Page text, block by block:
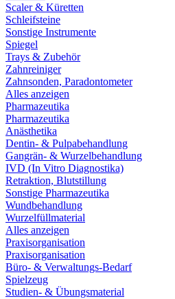
Scaler & Küretten
Schleifsteine
Sonstige Instrumente
Spiegel
Trays & Zubehör
Zahnreiniger
Zahnsonden, Paradontometer
Alles anzeigen
Pharmazeutika
Pharmazeutika
Anästhetika
Dentin- & Pulpabehandlung
Gangrän- & Wurzelbehandlung
IVD (In Vitro Diagnostika)
Retraktion, Blutstillung
Sonstige Pharmazeutika
Wundbehandlung
Wurzelfüllmaterial
Alles anzeigen
Praxisorganisation
Praxisorganisation
Büro- & Verwaltungs-Bedarf
Spielzeug
Studien- & Übungsmaterial